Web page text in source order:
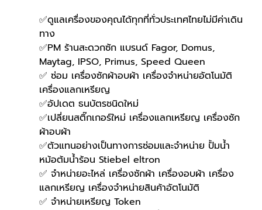
✅ดูแลเครื่องของคุณได้ทุกที่ทั่วประเทศไทยไม่มีค่าเดิน
ทาง
✅PM ร้านสะดวกซัก แบรนด์ Fagor, Domus,
Maytag, IPSO, Primus, Speed Queen
✅ ซ่อม เครื่องซักผ้าอบผ้า เครื่องจำหน่ายอัตโนมัติ
เครื่องแลกเหรียญ
✅อัปเดต ธนบัตรชนิดใหม่
✅เปลี่ยนสติ๊กเกอร์ใหม่ เครื่องแลกเหรียญ เครื่องซัก
ผ้าอบผ้า
✅ตัวแทนอย่างเป็นทางการซ่อมและจำหน่าย ปั้มน้ำ
หม้อต้มน้ำร้อน Stiebel eltron
✅ จำหน่ายอะไหล่ เครื่องซักผ้า เครื่องอบผ้า เครื่อง
แลกเหรียญ เครื่องจำหน่ายสินค้าอัตโนมัติ
✅ จำหน่ายเหรียญ Token